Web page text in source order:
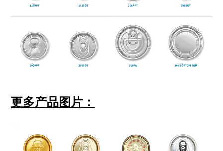
更多产品图片：